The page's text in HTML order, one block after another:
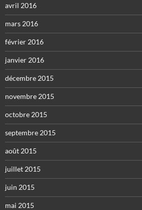
avril 2016
mars 2016
février 2016
janvier 2016
décembre 2015
novembre 2015
octobre 2015
septembre 2015
août 2015
juillet 2015
juin 2015
mai 2015